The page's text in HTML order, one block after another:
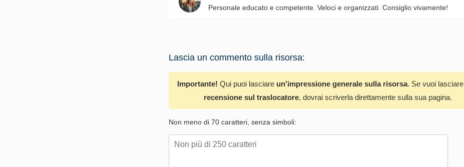
Personale educato e competente. Veloci e organizzati. Consiglio vivamente!
Lascia un commento sulla risorsa:
Importante! Qui puoi lasciare un'impressione generale sulla risorsa. Se vuoi lasciare
recensione sul traslocatore, dovrai scriverla direttamente sulla sua pagina.
Non meno di 70 caratteri, senza simboli: